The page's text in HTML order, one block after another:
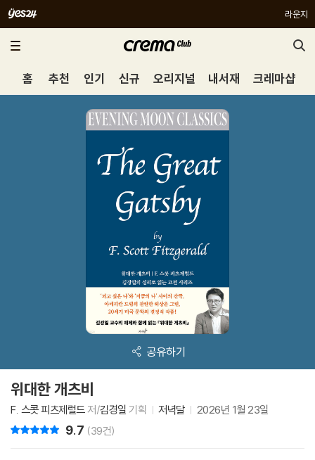
라운지
홈 추천 인기 신규 오리지널 내서재 크레마샵
공유하기
위대한 개츠비
F. 스콧 피츠제럴드저/김경일 기획 저녁달 2026년 1월 23일
9.7 (39건)